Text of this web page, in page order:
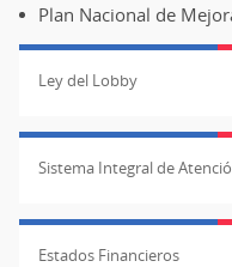
Plan Nacional de
Ley del Lobby
Sistema Integral de
Estados Financieros